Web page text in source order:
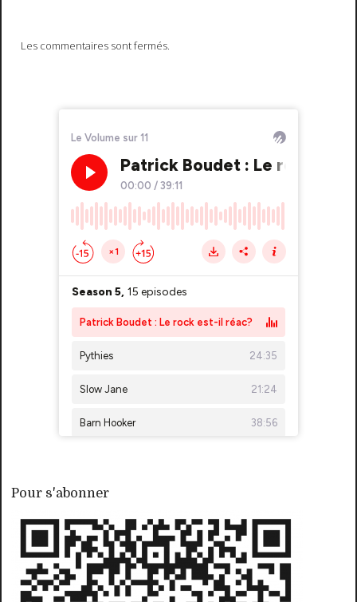
Pour s'abonner
Les commentaires sont fermés.